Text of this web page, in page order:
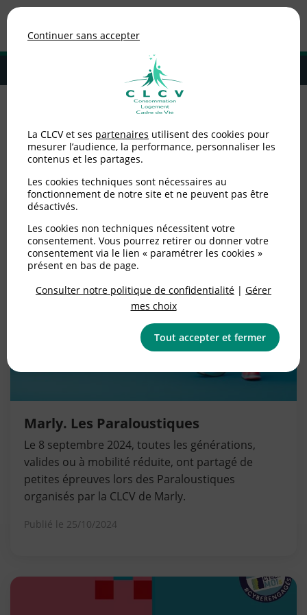
MENU
Adhérer à la CLCV
Nos actions
Marly. Les Paraloustiques
Le 8 septembre 2024, toutes les générations,
valides ou à mobilité réduite, ont partagé de
petites épreuves lors des Paraloustiques
organisés par la CLCV de Marly.
Publié le 25/10/2024
Continuer sans accepter
La CLCV et ses partenaires utilisent des cookies pour
mesurer l’audience, la performance, personnaliser les
contenus et les partages.
Les cookies techniques sont nécessaires au
fonctionnement de notre site et ne peuvent pas être
désactivés.
Les cookies non techniques nécessitent votre
consentement. Vous pourrez retirer ou donner votre
consentement via le lien « paramétrer les cookies »
présent en bas de page.
Consulter notre politique de confidentialité | Gérer
mes choix
Tout accepter et fermer